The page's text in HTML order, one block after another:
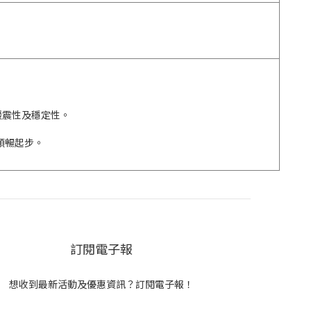
性及穩定性。
起步。
訂閱電子報
想收到最新活動及優惠資訊？訂閱電子報！